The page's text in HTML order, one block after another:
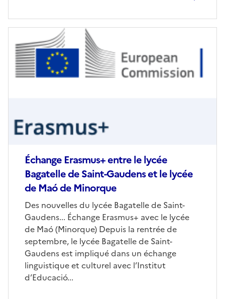
Échange Erasmus+ entre le lycée
Bagatelle de Saint-Gaudens et le lycée
de Maó de Minorque
Corps
Des nouvelles du lycée Bagatelle de Saint-
Gaudens... Échange Erasmus+ avec le lycée
de Maó (Minorque) Depuis la rentrée de
septembre, le lycée Bagatelle de Saint-
Gaudens est impliqué dans un échange
linguistique et culturel avec l’Institut
d’Educació...
de
couverture
(conseillée)